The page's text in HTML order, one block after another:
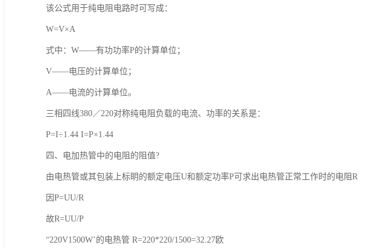
该公式用于纯电阻电路时可写成：
W=V×A
式中：W——有功功率P的计算单位；
V——电压的计算单位；
A——电流的计算单位。
三相四线380／220对称纯电阻负载的电流、功率的关系是：
P=I÷1.44 I=P×1.44
四、电加热管中的电阻的阻值?
由电热管或其包装上标眀的额定电压U和额定功率P可求出电热管正常工作时的电阻R
因P=UU/R
故R=UU/P
“220V1500W’的电热管 R=220*220/1500=32.27欧